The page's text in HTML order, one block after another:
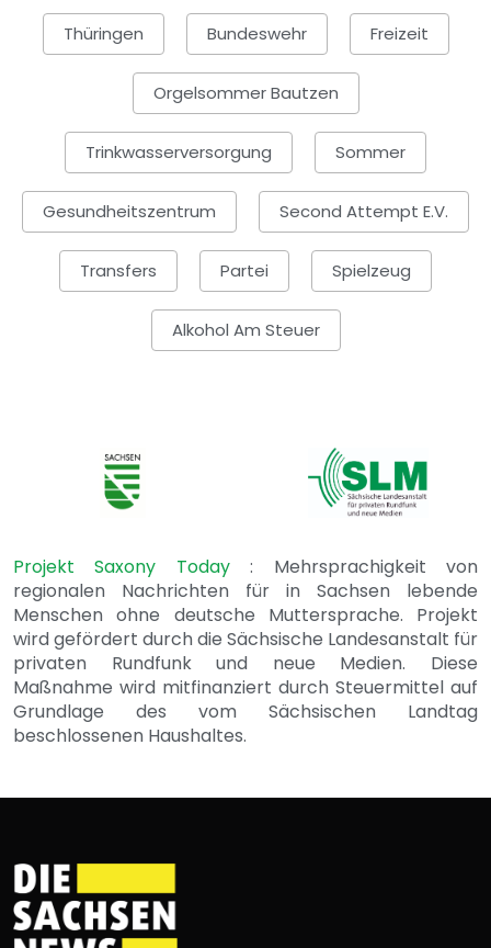
Thüringen Bundeswehr Freizeit
Orgelsommer Bautzen
Trinkwasserversorgung Sommer
Gesundheitszentrum Second Attempt E.V.
Transfers Partei Spielzeug
Alkohol Am Steuer
Projekt Saxony Today: Mehrsprachigkeit von
regionalen Nachrichten für in Sachsen lebende
Menschen ohne deutsche Muttersprache. Projekt
wird gefördert durch die Sächsische Landesanstalt für
privaten Rundfunk und neue Medien. Diese
Maßnahme wird mitfinanziert durch Steuermittel auf
Grundlage des vom Sächsischen Landtag
beschlossenen Haushaltes.